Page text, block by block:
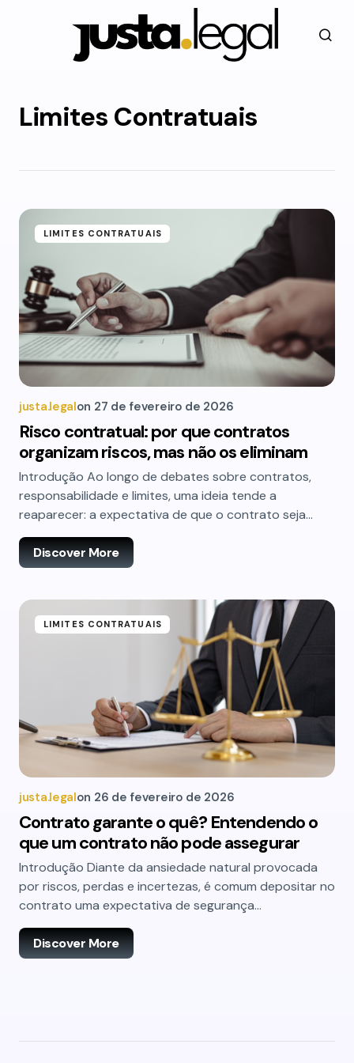
Limites Contratuais
LIMITES CONTRATUAIS
justa.legalon 27 de fevereiro de 2026
Risco contratual: por que contratos
organizam riscos, mas não os eliminam
Introdução Ao longo de debates sobre contratos,
responsabilidade e limites, uma ideia tende a
reaparecer: a expectativa de que o contrato seja…
Discover More
LIMITES CONTRATUAIS
justa.legalon 26 de fevereiro de 2026
Contrato garante o quê? Entendendo o
que um contrato não pode assegurar
Introdução Diante da ansiedade natural provocada
por riscos, perdas e incertezas, é comum depositar no
contrato uma expectativa de segurança…
Discover More